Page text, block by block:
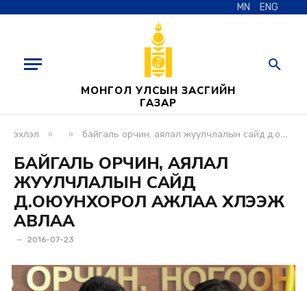
MN ENG
МОНГОЛ УЛСЫН ЗАСГИЙН
ГАЗАР
эхлэл » » байгаль орчин, аялал жуулчлалын сайд д.оюунхорол ажлаа хүлээж авлаа
БАЙГАЛЬ ОРЧИН, АЯЛАЛ
ЖУУЛЧЛАЛЫН САЙД
Д.ОЮУНХОРОЛ АЖЛАА ХҮЛЭЭЖ
АВЛАА
2016-07-23